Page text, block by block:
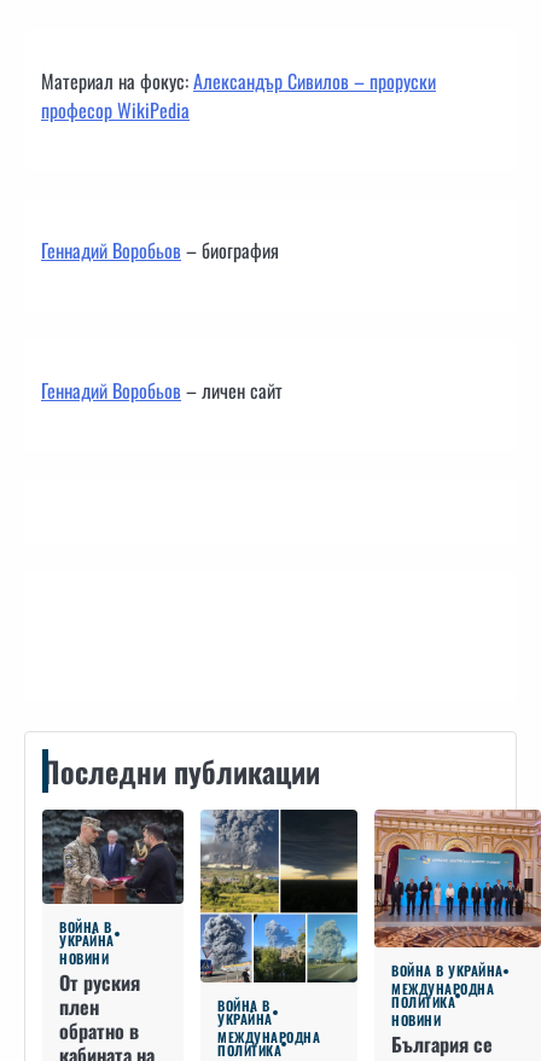
Материал на фокус:Александър Сивилов – проруски
професор WikiPedia
Геннадий Воробьов– биография
Геннадий Воробьов– личен сайт
Последни публикации
ВОЙНА В
УКРАЙНА
НОВИНИ
От руския
плен
обратно в
кабината на
ВОЙНА В
УКРАЙНА
МЕЖДУНАРОДНА
ПОЛИТИКА
ВОЙНА В УКРАЙНА
МЕЖДУНАРОДНА
ПОЛИТИКА
НОВИНИ
България се